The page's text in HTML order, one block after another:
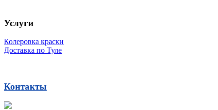
Услуги
Колеровка краски
Доставка по Туле
Контакты